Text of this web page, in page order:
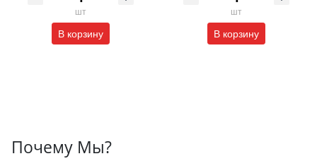
шт
В корзину
шт
В корзину
Почему Мы?